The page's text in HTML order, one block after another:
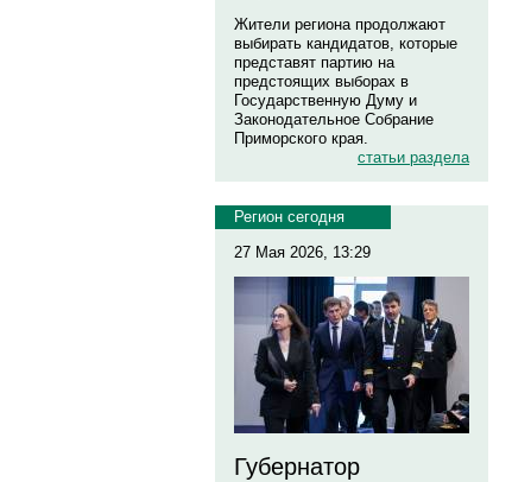
Жители региона продолжают
выбирать кандидатов, которые
представят партию на
предстоящих выборах в
Государственную Думу и
Законодательное Собрание
Приморского края.
статьи раздела
Регион сегодня
27 Мая 2026, 13:29
Губернатор